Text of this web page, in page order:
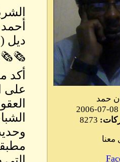
حمد
معنا
ديل
أكد
على